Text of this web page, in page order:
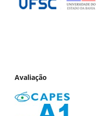
Avaliação